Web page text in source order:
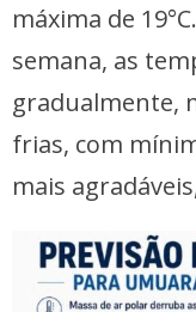
máxima de
semana, as
gradualmente,
frias, com
mais